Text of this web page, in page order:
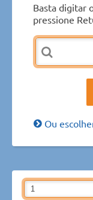
Basta digitar
pressione
Ou